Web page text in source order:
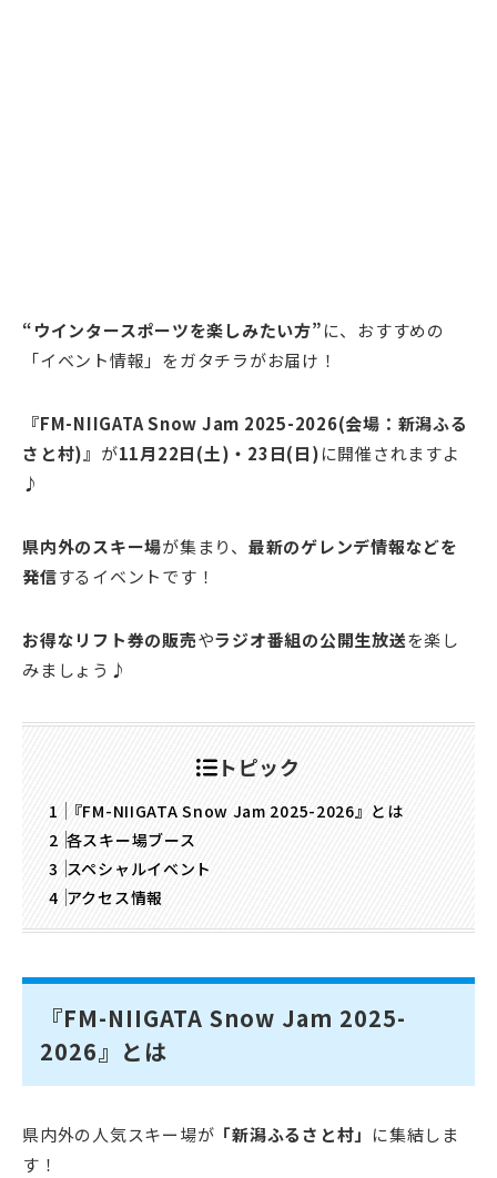
“ウインタースポーツを楽しみたい方”に、おすすめの
「イベント情報」をガタチラがお届け！
『FM-NIIGATA Snow Jam 2025-2026(会場：新潟ふる
さと村)』 が11月22日(土)・23日(日)に開催されますよ
♪
県内外のスキー場が集まり、 最新のゲレンデ情報などを
発信するイベントです！
お得なリフト券の販売やラジオ番組の公開生放送を楽し
みましょう♪
トピック
『FM-NIIGATA Snow Jam 2025-2026』とは
各スキー場ブース
スペシャルイベント
アクセス情報
『FM-NIIGATA Snow Jam 2025-
2026』とは
県内外の人気スキー場が 「新潟ふるさと村」 に集結しま
す！